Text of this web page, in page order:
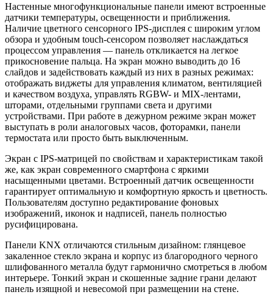
Настенные многофункциональные панели имеют встроенные
датчики температуры, освещенности и приближения.
Наличие цветного сенсорного IPS-дисплея с широким углом
обзора и удобным touch-сенсором позволяет наслаждаться
процессом управления — панель откликается на легкое
прикосновение пальца. На экран можно выводить до 16
слайдов и задействовать каждый из них в разных режимах:
отображать виджеты для управления климатом, вентиляцией
и качеством воздуха, управлять RGBW- и MIX-лентами,
шторами, отдельными группами света и другими
устройствами. При работе в дежурном режиме экран может
выступать в роли аналоговых часов, фоторамки, панели
термостата или просто быть выключенным.
Экран с IPS-матрицей по свойствам и характеристикам такой
же, как экран современного смартфона с яркими
насыщенными цветами. Встроенный датчик освещенности
гарантирует оптимальную и комфортную яркость и цветность.
Пользователям доступно редактирование фоновых
изображений, иконок и надписей, панель полностью
русифицирована.
Панели KNX отличаются стильным дизайном: глянцевое
закаленное стекло экрана и корпус из благородного черного
шлифованного металла будут гармонично смотреться в любом
интерьере. Тонкий экран и скошенные задние грани делают
панель изящной и невесомой при размещении на стене.